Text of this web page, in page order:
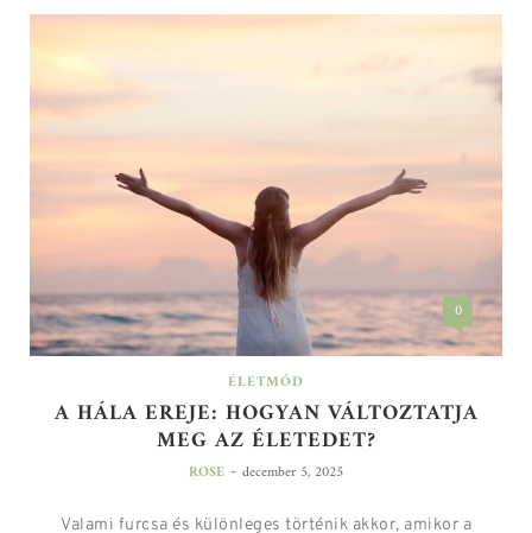
0
ÉLETMÓD
A HÁLA EREJE: HOGYAN VÁLTOZTATJA
MEG AZ ÉLETEDET?
ROSE - december 5, 2025
Valami furcsa és különleges történik akkor, amikor a